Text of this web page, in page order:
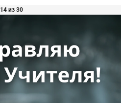
14 из 30